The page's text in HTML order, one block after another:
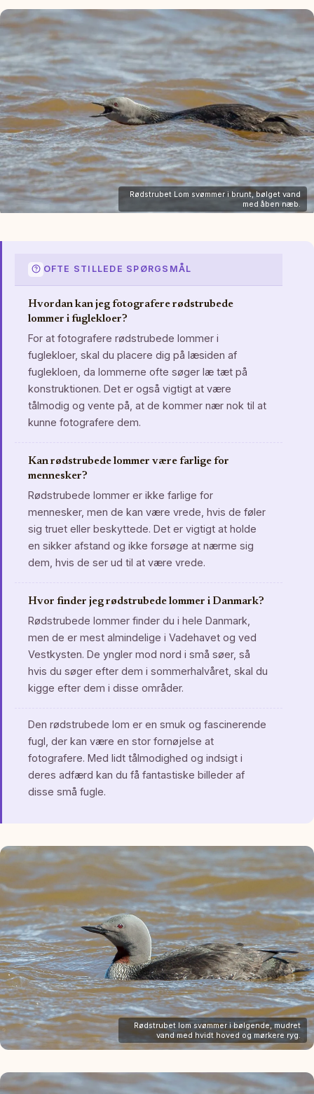
Rødstrubet Lom svømmer i brunt, bølget vand
med åben næb.
OFTE STILLEDE SPØRGSMÅL
Hvordan kan jeg fotografere rødstrubede
lommer i fuglekloer?
For at fotografere rødstrubede lommer i
fuglekloer, skal du placere dig på læsiden af
fuglekloen, da lommerne ofte søger læ tæt på
konstruktionen. Det er også vigtigt at være
tålmodig og vente på, at de kommer nær nok til at
kunne fotografere dem.
Kan rødstrubede lommer være farlige for
mennesker?
Rødstrubede lommer er ikke farlige for
mennesker, men de kan være vrede, hvis de føler
sig truet eller beskyttede. Det er vigtigt at holde
en sikker afstand og ikke forsøge at nærme sig
dem, hvis de ser ud til at være vrede.
Hvor finder jeg rødstrubede lommer i Danmark?
Rødstrubede lommer finder du i hele Danmark,
men de er mest almindelige i Vadehavet og ved
Vestkysten. De yngler mod nord i små søer, så
hvis du søger efter dem i sommerhalvåret, skal du
kigge efter dem i disse områder.
Den rødstrubede lom er en smuk og fascinerende
fugl, der kan være en stor fornøjelse at
fotografere. Med lidt tålmodighed og indsigt i
deres adfærd kan du få fantastiske billeder af
disse små fugle.
Rødstrubet lom svømmer i bølgende, mudret
vand med hvidt hoved og mørkere ryg.